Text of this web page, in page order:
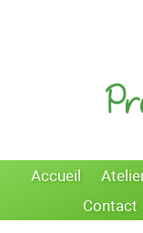
Accueil
Contact